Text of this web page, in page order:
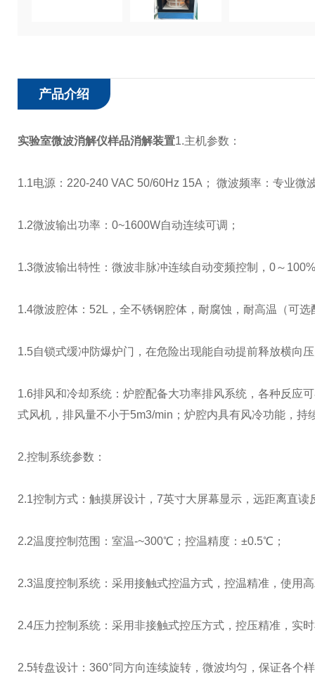
产品介绍
实验室微波消解仪样品消解装置1.主机参数：
1.1电源：220-240 VAC 50/60Hz 15A； 微波频率：专业微
1.2微波输出功率：0~1600W自动连续可调；
1.3微波输出特性：微波非脉冲连续自动变频控制，0～
1.4微波腔体：52L，全不锈钢腔体，耐腐蚀，耐高温（可选
1.5自锁式缓冲防爆炉门，在危险出现能自动提前释放横向
1.6排风和冷却系统：炉腔配备大功率排风系统，各种反应
式风机，排风量不小于5m3/min；炉腔内具有风冷功能，持
2.控制系统参数：
2.1控制方式：触摸屏设计，7英寸大屏幕显示，远距离直
2.2温度控制范围：室温-~300℃；控温精度：±0.5℃；
2.3温度控制系统：采用接触式控温方式，控温精准，使用
2.4压力控制系统：采用非接触式控压方式，控压精准，实
2.5转盘设计：360°同方向连续旋转，微波均匀，保证各个